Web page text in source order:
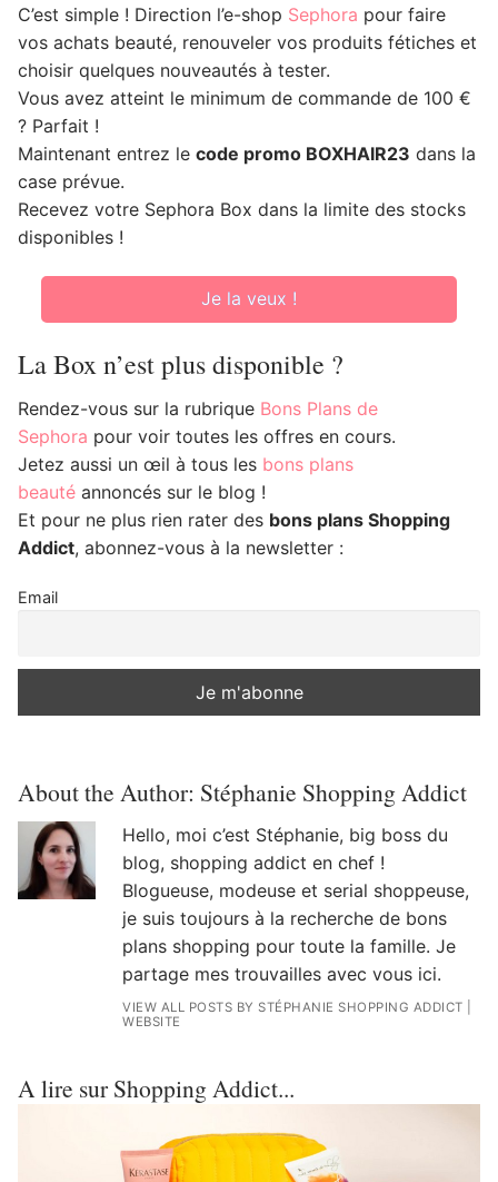
C’est simple ! Direction l’e-shop Sephora pour faire
vos achats beauté, renouveler vos produits fétiches et
choisir quelques nouveautés à tester.
Vous avez atteint le minimum de commande de 100 €
? Parfait !
Maintenant entrez le code promo BOXHAIR23 dans la
case prévue.
Recevez votre Sephora Box dans la limite des stocks
disponibles !
Je la veux !
La Box n’est plus disponible ?
Rendez-vous sur la rubrique Bons Plans de
Sephora pour voir toutes les offres en cours.
Jetez aussi un œil à tous les bons plans
beauté annoncés sur le blog !
Et pour ne plus rien rater des bons plans Shopping
Addict, abonnez-vous à la newsletter :
Email
About the Author: Stéphanie Shopping Addict
Hello, moi c’est Stéphanie, big boss du
blog, shopping addict en chef !
Blogueuse, modeuse et serial shoppeuse,
je suis toujours à la recherche de bons
plans shopping pour toute la famille. Je
partage mes trouvailles avec vous ici.
VIEW ALL POSTS BY STÉPHANIE SHOPPING ADDICT
WEBSITE
A lire sur Shopping Addict...